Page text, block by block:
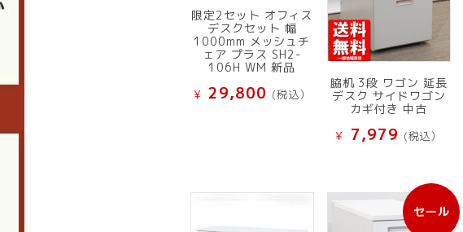
限定2セット オフィス
デスクセット 幅
1000mm メッシュチ
ェア プラス SH2-
106H WM 新品
¥ 29,800 (税込）
脇机 3段 ワゴン 延長
デスク サイドワゴン
カギ付き 中古
¥ 7,979 (税込）
セール
販